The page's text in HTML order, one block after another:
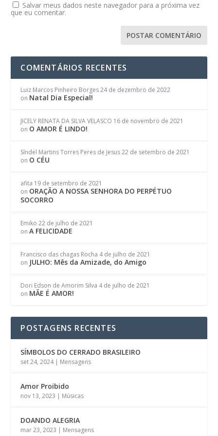
Salvar meus dados neste navegador para a próxima vez
que eu comentar.
COMENTÁRIOS RECENTES
Luiz Marcos Pinheiro Borges 24 de dezembro de 2022
on Natal Dia Especial!
JICELY RENATA DA SILVA VELASCO 16 de novembro de 2021
on O AMOR É LINDO!
Síndel Martins Torres Peres de Jesus 22 de setembro de 2021
on O CÉU
afita 19 de setembro de 2021
on ORAÇÃO A NOSSA SENHORA DO PERPÉTUO
SOCORRO
Emiko 22 de julho de 2021
onA FELICIDADE
Francisco das chagas Rocha 4 de julho de 2021
on JULHO: Mês da Amizade, do Amigo
Dori Edson de Amorim Silva 4 de julho de 2021
on MÃE É AMOR!
POSTAGENS RECENTES
SÍMBOLOS DO CERRADO BRASILEIRO
set 24, 2024| Mensagens
Amor Proibido
nov 13, 2023 | Músicas
DOANDO ALEGRIA
mar 23, 2023 | Mensagens